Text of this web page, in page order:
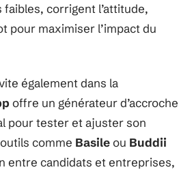
corrigent l’attitude,
pour maximiser l’impact du
également dans la
offre un générateur d’accroche
pour tester et ajuster son
comme Basileou Buddii
entre candidats et entreprises,